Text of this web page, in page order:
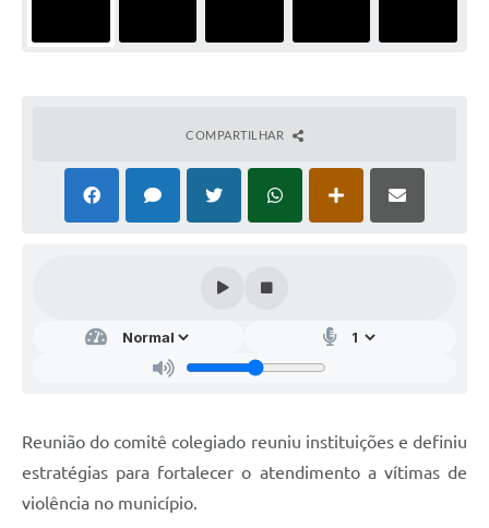
COMPARTILHAR
Reunião do comitê colegiado reuniu instituições e definiu
estratégias para fortalecer o atendimento a vítimas de
violência no município.